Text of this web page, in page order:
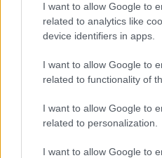
I want to allow Google to
related to analytics like
device identifiers in apps.
I want to allow Google to
related to functionality of
I want to allow Google to
related to personalization.
I want to allow Google to